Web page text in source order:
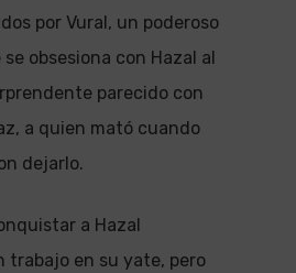
por Vural, un poderoso
obsesiona con Hazal al
parecido con
a quien mató cuando
dejarlo.
a Hazal
trabajo en su yate, pero